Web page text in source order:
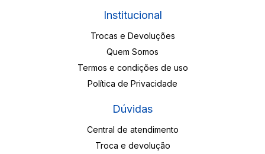
Institucional
Trocas e Devoluções
Quem Somos
Termos e condições de uso
Política de Privacidade
Dúvidas
Central de atendimento
Troca e devolução